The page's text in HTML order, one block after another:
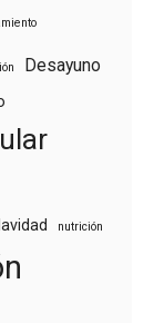
Desayuno
nutrición